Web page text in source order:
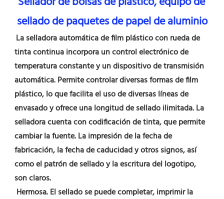
sellado de paquetes de papel de aluminio
La selladora automática de film plástico con rueda de
tinta continua incorpora un control electrónico de
temperatura constante y un dispositivo de transmisión
automática. Permite controlar diversas formas de film
plástico, lo que facilita el uso de diversas líneas de
envasado y ofrece una longitud de sellado ilimitada. La
selladora cuenta con codificación de tinta, que permite
cambiar la fuente. La impresión de la fecha de
fabricación, la fecha de caducidad y otros signos, así
como el patrón de sellado y la escritura del logotipo,
son claros.